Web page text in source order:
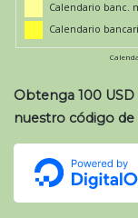
Calendario banc.
Calendario
Obtenga 100
nuestro código de